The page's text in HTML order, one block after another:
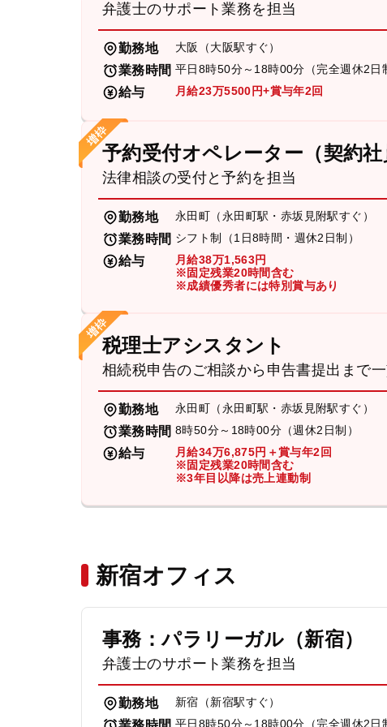
弁護士のサポート業務を担当
勤務地 大阪（大阪駅すぐ）
業務時間 平日8時50分～18時00分（完全週休2日
給与 月給23万5500円+賞与年2回
予約受付オペレーター（契約社
法律相談の受付と予約を担当
勤務地 永田町（永田町駅・赤坂見附駅すぐ）
業務時間 シフト制（1日8時間・週休2日制）
給与
月給38万1,563円
※固定残業20時間含む
※成績優秀者には特別賞与あり
税理士アシスタント
相続税申告のご相談から申告書提出まで
勤務地 永田町（永田町駅・赤坂見附駅すぐ）
業務時間 8時50分～18時00分（週休2日制）
給与
月給34万6,875円＋賞与年2回
※固定残業20時間含む
※3年目以降は売上連動制
新宿オフィス
事務：パラリーガル（新宿）
弁護士のサポート業務を担当
勤務地 新宿（新宿駅すぐ）
平日8時50分～18時00分（完全週休2日